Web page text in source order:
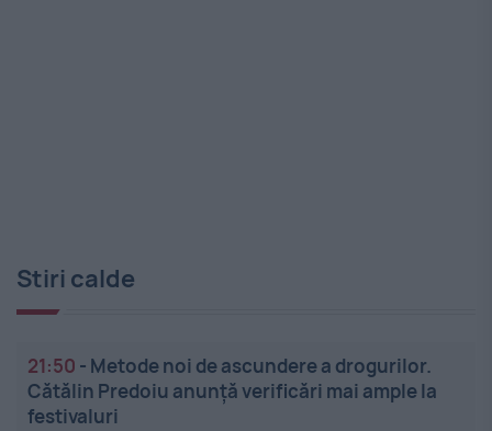
Stiri calde
21:50 - Metode noi de ascundere a drogurilor.
Cătălin Predoiu anunță verificări mai ample la
festivaluri